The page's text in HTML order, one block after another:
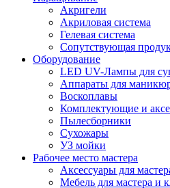
Акригели
Акриловая система
Гелевая система
Сопутствующая
Оборудование
LED UV-Лампы для
Аппараты для
Воскоплавы
Комплектующие и
Пылесборники
Сухожары
УЗ мойки
Рабочее место мастера
Аксессуары для
Мебель для мастера и